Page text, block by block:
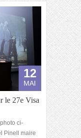
12
MAI
le 27e Visa
ci-
Pinell maire